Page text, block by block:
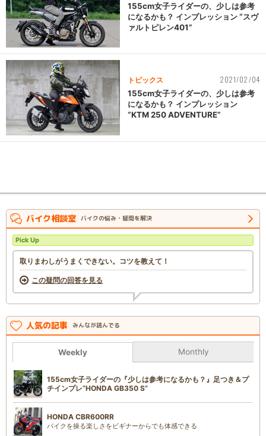
155cm女子ライダーの、少しは参考
になるかも？ インプレッション “スヴ
ァルトピレン401”
トピックス 2021/02/04
155cm女子ライダーの、少しは参考
になるかも？ インプレッション
“KTM 250 ADVENTURE”
バイク相談室 バイクの悩み・疑問を解決
Pick Up
取りまわしがうまくできない。コツを教えて！
この疑問の回答を見る
人気の記事 みんなが読んでる
Weekly Monthly
155cm女子ライダーの『少しは参考になるかも？』足つき＆プ
チインプレ“HONDA GB350 S”
HONDA CBR600RR
バイクを操る楽しさをビギナーからでも体感できる